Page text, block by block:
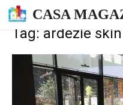
CASA
Tag: ardezie skin